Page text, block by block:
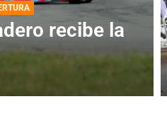
para la